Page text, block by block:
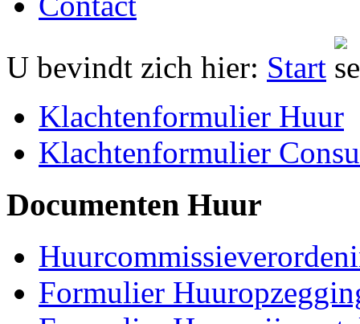
U bevindt zich hier: Start
Klachtenformulier Huur
Klachtenformulier
Documenten Huur
Formulier